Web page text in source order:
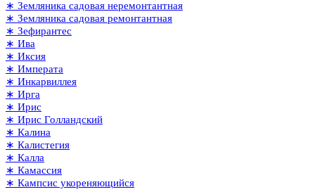
∗ Земляника садовая неремонтантная
∗ Земляника садовая ремонтантная
∗ Зефирантес
∗ Ива
∗ Иксия
∗ Императа
∗ Инкарвиллея
∗ Ирга
∗ Ирис
∗ Ирис Голландский
∗ Калина
∗ Калистегия
∗ Калла
∗ Камассия
∗ Кампсис укореняющийся